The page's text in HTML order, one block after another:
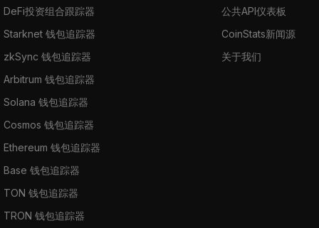
DeFi投资组合跟踪器
Starknet 钱包追踪器
zkSync 钱包追踪器
Arbitrum 钱包追踪器
Solana 钱包追踪器
Cosmos 钱包追踪器
Ethereum 钱包追踪器
Base 钱包追踪器
TON 钱包追踪器
TRON 钱包追踪器
公共API仪表板
CoinStats新闻源
关于我们